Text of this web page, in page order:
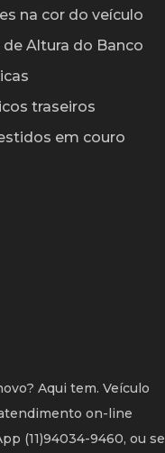
na cor do veículo
Altura do Banco
traseiros
em couro
Aqui tem. Veículo
on-line
(11)94034-9460, ou se